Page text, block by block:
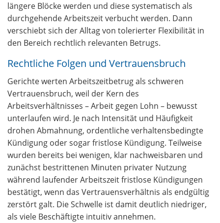
längere Blöcke werden und diese systematisch als
durchgehende Arbeitszeit verbucht werden. Dann
verschiebt sich der Alltag von tolerierter Flexibilität in
den Bereich rechtlich relevanten Betrugs.
Rechtliche Folgen und Vertrauensbruch
Gerichte werten Arbeitszeitbetrug als schweren
Vertrauensbruch, weil der Kern des
Arbeitsverhältnisses – Arbeit gegen Lohn – bewusst
unterlaufen wird. Je nach Intensität und Häufigkeit
drohen Abmahnung, ordentliche verhaltensbedingte
Kündigung oder sogar fristlose Kündigung. Teilweise
wurden bereits bei wenigen, klar nachweisbaren und
zunächst bestrittenen Minuten privater Nutzung
während laufender Arbeitszeit fristlose Kündigungen
bestätigt, wenn das Vertrauensverhältnis als endgültig
zerstört galt. Die Schwelle ist damit deutlich niedriger,
als viele Beschäftigte intuitiv annehmen.